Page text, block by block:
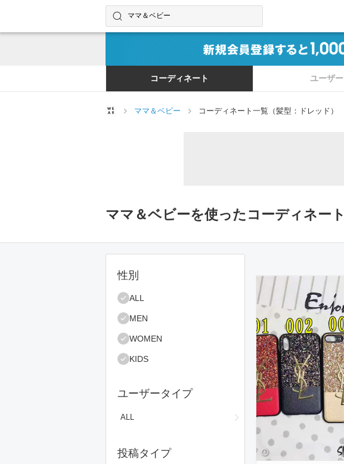
コーディネートやユーザーを探す
検索する
コーディネート ユーザー
ママ＆ベビー コーディネート一覧（髪型：ドレッド）
ママ＆ベビーを使ったコーディネート
絞り込み条件
性別
ALL
MEN
WOMEN
KIDS
ユーザータイプ
ALL
投稿タイプ
コーディネート一覧